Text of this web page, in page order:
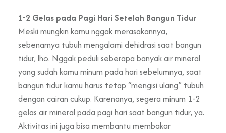
1-2 Gelas pada Pagi Hari Setelah Bangun Tidur
Meski mungkin kamu nggak merasakannya,
sebenarnya tubuh mengalami dehidrasi saat bangun
tidur, lho. Nggak peduli seberapa banyak air mineral
yang sudah kamu minum pada hari sebelumnya, saat
bangun tidur kamu harus tetap “mengisi ulang” tubuh
dengan cairan cukup. Karenanya, segera minum 1-2
gelas air mineral pada pagi hari saat bangun tidur, ya.
Aktivitas ini juga bisa membantu membakar